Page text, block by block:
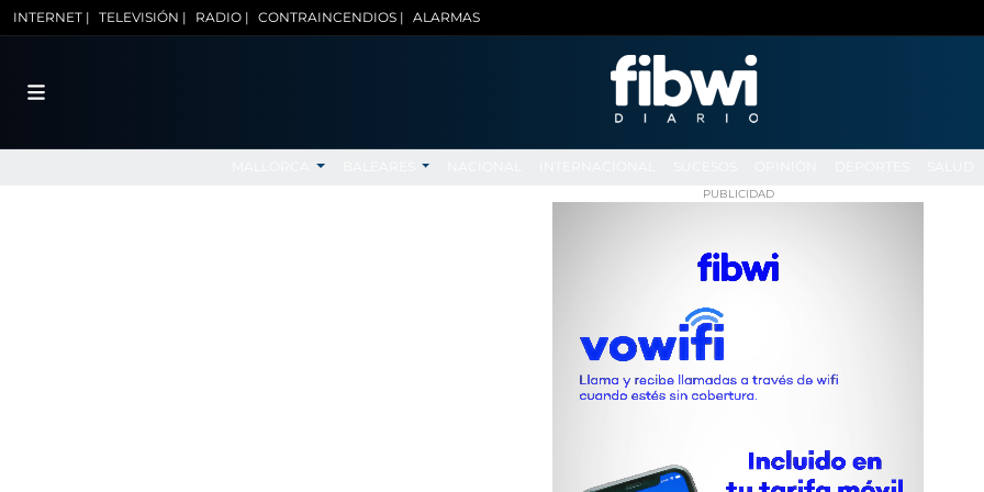
INTERNET | TELEVISIÓN | RADIO | CONTRAINCENDIOS | ALARMAS